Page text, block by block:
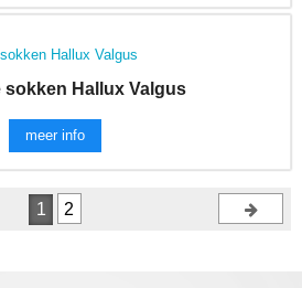
sokken Hallux Valgus
meer info
1 2